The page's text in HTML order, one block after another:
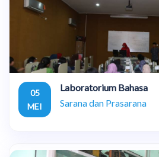
05
MEI
Laboratorium Bahasa
Sarana dan Prasarana